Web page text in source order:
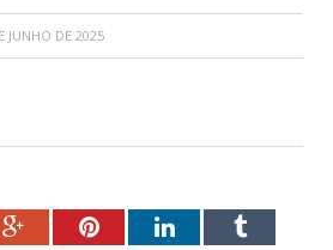
JUNHO DE 2025
Google+PinterestLinkedInTumblr